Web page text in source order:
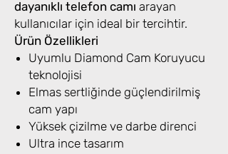
dayanıklı telefon camı arayan
kullanıcılar için ideal bir tercihtir.
Ürün Özellikleri
Uyumlu Diamond Cam Koruyucu
teknolojisi
Elmas sertliğinde güçlendirilmiş
cam yapı
Yüksek çizilme ve darbe direnci
Ultra ince tasarım